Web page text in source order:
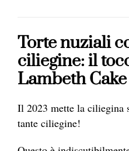
Torte nuziali
ciliegine: il
Lambeth Cake
Il 2023 mette la ciliegina
tante ciliegine!